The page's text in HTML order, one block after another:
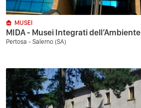
MUSEI
MIDA - Musei Integrati dell’Ambiente
Pertosa - Salerno (SA)